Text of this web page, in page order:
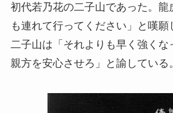
初代若乃花の二子山であった。龍
も連れて行ってください」と嘆願
二子山は「それよりも早く強くな
親方を安心させろ」と諭している。